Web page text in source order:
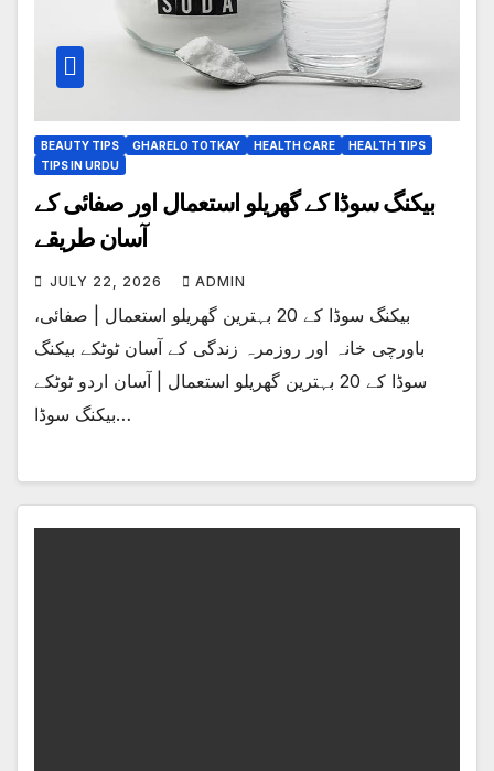
BEAUTY TIPS GHARELO TOTKAY HEALTH CARE
HEALTH TIPS
TIPS IN URDU
بیکنگ سوڈا کے گھریلو استعمال اور صفائی کے
آسان طریقے
JULY 22, 2026 ADMIN
بیکنگ سوڈا کے 20 بہترین گھریلو استعمال | صفائی،
باورچی خانہ اور روزمرہ زندگی کے آسان ٹوٹکے بیکنگ
سوڈا کے 20 بہترین گھریلو استعمال | آسان اردو ٹوٹکے
بیکنگ سوڈا…